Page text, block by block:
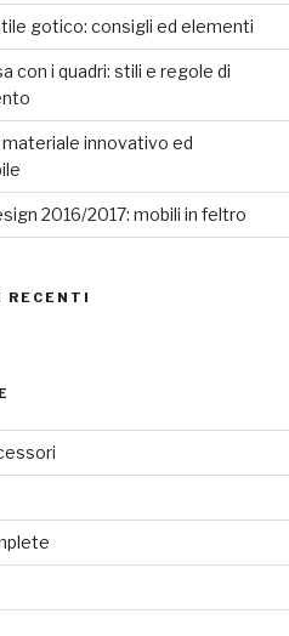
gotico: consigli ed elementi
con i quadri: stili e regole di
innovativo ed
2016/2017: mobili in feltro
RECENTI